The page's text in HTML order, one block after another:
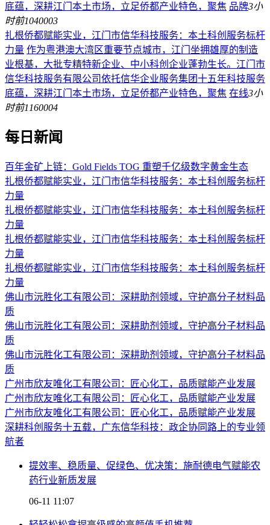
底蕴，深耕江门本土市场，立足侨都产业特色，聚焦 品牌3小
时前1040003
​扎根侨都赋能实业，江门市信华科技服务：本土科创服务标杆
力量 作为粤港澳大湾区重要节点城市，江门坐拥雄厚的制造
业根基，大批专精特新企业、中小科创企业蓬勃生长。江门市
信华科技服务有限公司依托信华企业服务集团十五年科技服务
底蕴，深耕江门本土市场，立足侨都产业特色，聚焦 在线3小
时前1160004
每日新闻
百年金矿上链：Gold Fields TOG 重塑千亿级数字黄金生态
​扎根侨都赋能实业，江门市信华科技服务：本土科创服务标杆
力量
​扎根侨都赋能实业，江门市信华科技服务：本土科创服务标杆
力量
​扎根侨都赋能实业，江门市信华科技服务：本土科创服务标杆
力量
​扎根侨都赋能实业，江门市信华科技服务：本土科创服务标杆
力量
佛山市沅胜化工有限公司：深耕助剂领域，守护高分子材料品
质
佛山市沅胜化工有限公司：深耕助剂领域，守护高分子材料品
质
佛山市沅胜化工有限公司：深耕助剂领域，守护高分子材料品
质
广州市欣友唯化工有限公司：匠心化工，品质赋能产业发展
广州市欣友唯化工有限公司：匠心化工，品质赋能产业发展
广州市欣友唯化工有限公司：匠心化工，品质赋能产业发展
深耕科创服务十五载，广东信华科技：政企协同路上的专业领
航者
提效率、稳质量、促绿色、优决策：施耐德电气赋能农
药行业新质发展
06-11 11:07